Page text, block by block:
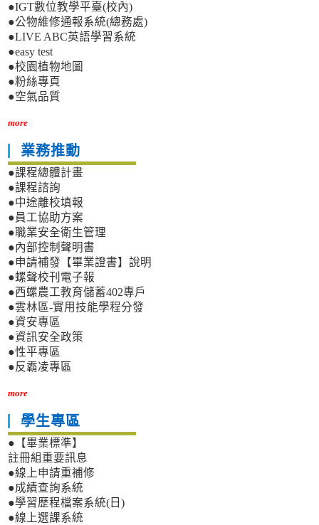
●IGT數位教學平臺(校內)
●公物維修通報系統(總務處)
●LIVE ABC英語學習系統
●easy test
●校園植物地圖
●粉絲專頁
●空氣品質
more
業務推動
●課程總體計畫
●課程諮詢
●中途離校填報
●員工協助方案
●職業安全衛生管理
●內部控制聲明書
●申請補發【畢業證書】說明
●螺聲校刊電子報
●西螺農工教育儲蓄402專戶
●雲林區-實用技能學程分發
●資安專區
●資訊安全政策
●性平專區
●反霸凌專區
more
學生專區
●【畢業標準】
註冊組重要訊息
●線上申請重補修
●成績查詢系統
●學習歷程檔案系統(日)
●線上選課系統